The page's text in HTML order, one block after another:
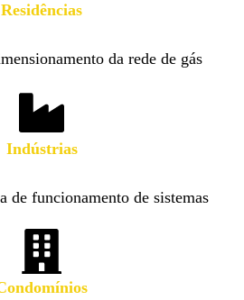
Residências​
da rede de gás
Indústrias
de funcionamento de sistemas